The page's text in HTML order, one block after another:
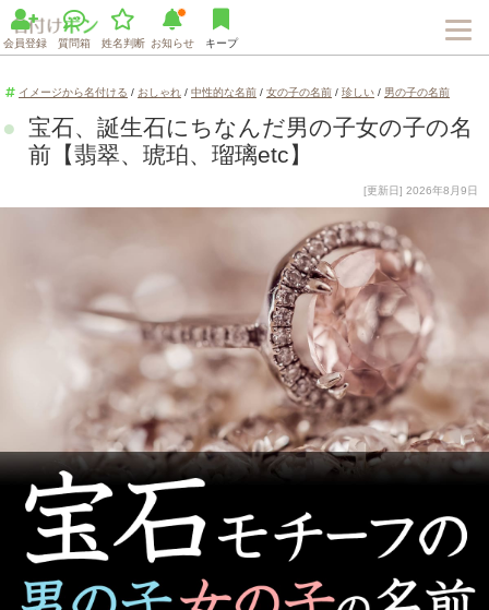
会員登録 質問箱 姓名判断 お知らせ キープ
イメージから名付ける / おしゃれ / 中性的な名前 / 女の子の名前 / 珍しい / 男の子の名前
宝石、誕生石にちなんだ男の子女の子の名
前【翡翠、琥珀、瑠璃etc】
[更新日] 2026年8月9日